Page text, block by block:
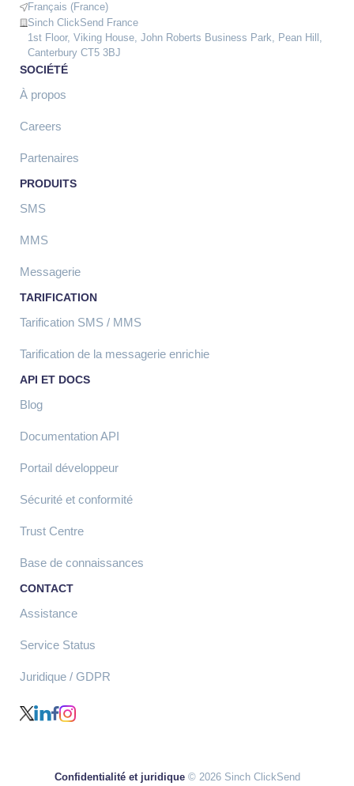
Français (France)
Sinch ClickSend France
1st Floor, Viking House, John Roberts Business Park, Pean Hill,
Canterbury CT5 3BJ
SOCIÉTÉ
À propos
Careers
Partenaires
PRODUITS
SMS
MMS
Messagerie
TARIFICATION
Tarification SMS / MMS
Tarification de la messagerie enrichie
API ET DOCS
Blog
Documentation API
Portail développeur
Sécurité et conformité
Trust Centre
Base de connaissances
CONTACT
Assistance
Service Status
Juridique / GDPR
Confidentialité et juridique© 2026 Sinch ClickSend